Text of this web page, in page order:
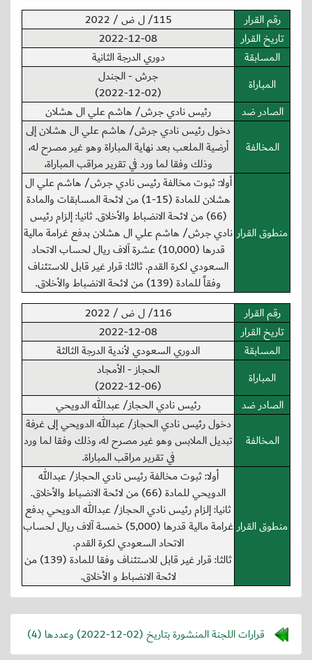
رقم القرار
115/ ل ض / 2022
تاريخ القرار
2022-12-08
المسابقة
دوري الدرجة الثانية
المباراة
جرش - الجندل
(2022-12-02)
الصادر ضد
رئيس نادي جرش/ هاشم علي ال هشلان
المخالفة
دخول رئيس نادي جرش/ هاشم علي ال هشلان إلى
أرضية الملعب بعد نهاية المباراة وهو غير مصرح له،
وذلك وفقا لما ورد في تقرير مراقب المباراة،
منطوق القرار
أولا: ثبوت مخالفة رئيس نادي جرش/ هاشم علي ال
هشلان للمادة (15-1) من لائحة المسابقات والمادة
(66) من لائحة الانضباط والأخلاق. ثانيا: إلزام رئيس
نادي جرش/ هاشم علي ال هشلان بدفع غرامة مالية
قدرها (10,000) عشرة اَلاف ريال لحساب الاتحاد
السعودي لكرة القدم. ثالثا: قرار غير قابل للاستئناف
وفقاً للمادة (139) من لائحة الانضباط والأخلاق.
رقم القرار
116/ ل ض / 2022
تاريخ القرار
2022-12-08
المسابقة
الدوري السعودي لأندية الدرجة الثالثة
المباراة
الحجاز - الأمجاد
(2022-12-06)
الصادر ضد
رئيس نادي الحجاز/ عبدالله الدويحي
المخالفة
دخول رئيس نادي الحجاز/ عبدالله الدويحي إلى غرفة
تبديل الملابس وهو غير مصرح له، وذلك وفقا لما ورد
في تقرير مراقب المباراة.
منطوق القرار
أولا: ثبوت مخالفة رئيس نادي الحجاز/ عبدالله
الدويحي للمادة (66) من لائحة الانضباط والأخلاق.
ثانيا: إلزام رئيس نادي الحجاز/ عبدالله الدويحي بدفع
غرامة مالية قدرها (5,000) خمسة آلاف ريال لحساب
الاتحاد السعودي لكرة القدم.
ثالثا: قرار غير قابل للاستئناف وفقا للمادة (139) من
لائحة الانضباط و الأخلاق.
قرارات اللجنة المنشورة بتاريخ (2022-12-02) وعددها (4)